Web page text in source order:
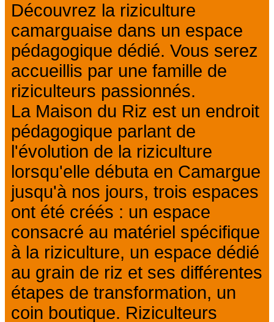
Découvrez la riziculture
camarguaise dans un espace
pédagogique dédié. Vous serez
accueillis par une famille de
riziculteurs passionnés.
La Maison du Riz est un endroit
pédagogique parlant de
l'évolution de la riziculture
lorsqu'elle débuta en Camargue
jusqu'à nos jours, trois espaces
ont été créés : un espace
consacré au matériel spécifique
à la riziculture, un espace dédié
au grain de riz et ses différentes
étapes de transformation, un
coin boutique. Riziculteurs